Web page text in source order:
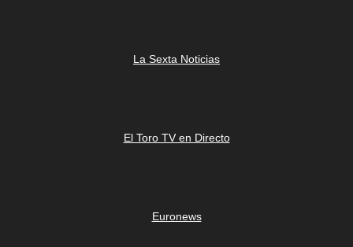
La Sexta Noticias
El Toro TV en Directo
Euronews